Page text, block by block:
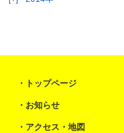
トップページ
お知らせ
アクセス・地図